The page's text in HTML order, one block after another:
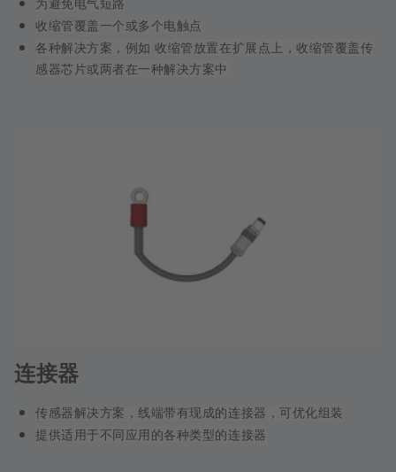
为避免电气短路
收缩管覆盖一个或多个电触点
各种解决方案，例如 收缩管放置在扩展点上，收缩管覆盖传
感器芯片或两者在一种解决方案中
连接器
传感器解决方案，线端带有现成的连接器，可优化组装
提供适用于不同应用的各种类型的连接器